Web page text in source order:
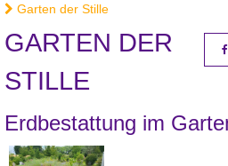
Garten der Stille
GARTEN DER
STILLE
Erdbestattung im